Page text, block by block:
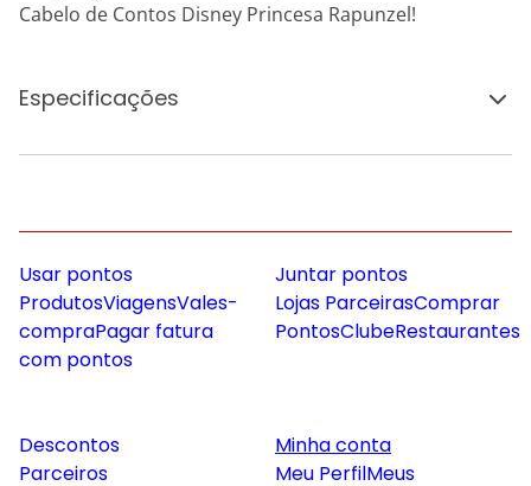
Cabelo de Contos Disney Princesa Rapunzel!
Especificações
Usar pontos
ProdutosViagensVales-
compraPagar fatura
com pontos
Juntar pontos
Lojas ParceirasComprar
PontosClubeRestaurantes
Descontos
Parceiros
Minha conta
Meu PerfilMeus